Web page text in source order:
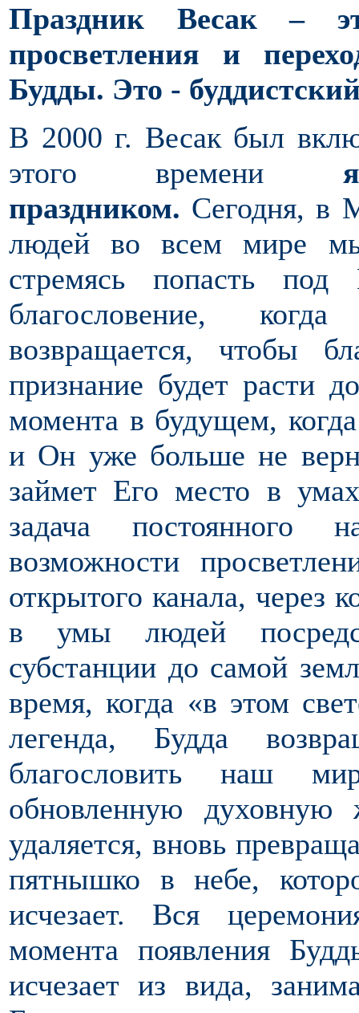
Праздник Весак –
просветления и
Будды. Это -
В 2000 г. Весак был
этого времени
праздником. Сегодня, в
людей во всем мире
стремясь попасть
благословение,
возвращается, чтобы
признание будет расти
момента в будущем,
и Он уже больше не
займет Его место в
задача постоянного
возможности
открытого канала, через
в умы людей
субстанции до самой
время, когда «в этом
легенда, Будда
благословить наш
обновленную духовную
удаляется, вновь
пятнышко в небе,
исчезает. Вся
момента появления
исчезает из вида,